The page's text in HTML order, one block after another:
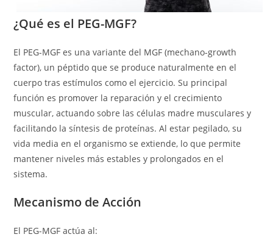
¿Qué es el PEG-MGF?
El PEG-MGF es una variante del MGF (mechano-growth
factor), un péptido que se produce naturalmente en el
cuerpo tras estímulos como el ejercicio. Su principal
función es promover la reparación y el crecimiento
muscular, actuando sobre las células madre musculares y
facilitando la síntesis de proteínas. Al estar pegilado, su
vida media en el organismo se extiende, lo que permite
mantener niveles más estables y prolongados en el
sistema.
Mecanismo de Acción
El PEG-MGF actúa al: